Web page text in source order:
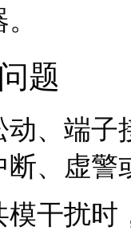
题
、端
、虚警
干扰